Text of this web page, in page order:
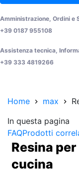
Amministrazione, Ordini e
+39 0187 955108
Assistenza tecnica,
+39 333 4819266
Home max
In questa pagina
FAQProdotti
Resina
cucina